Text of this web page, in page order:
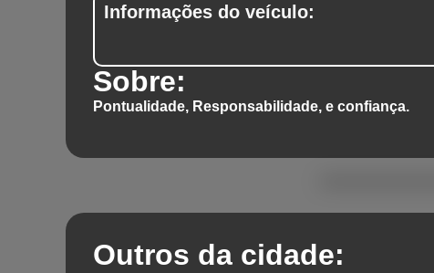
Informações do veículo:
Sobre:
Pontualidade, Responsabilidade, e confiança.
Outros da cidade: